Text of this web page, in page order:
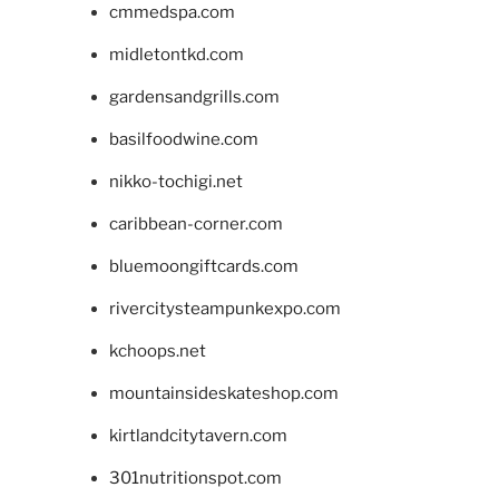
cmmedspa.com
midletontkd.com
gardensandgrills.com
basilfoodwine.com
nikko-tochigi.net
caribbean-corner.com
bluemoongiftcards.com
rivercitysteampunkexpo.com
kchoops.net
mountainsideskateshop.com
kirtlandcitytavern.com
301nutritionspot.com